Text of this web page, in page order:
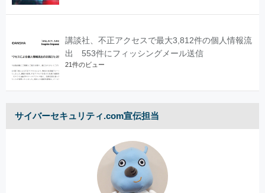
講談社、不正アクセスで最大3,812件の個人情報流
出 553件にフィッシングメール送信
21件のビュー
サイバーセキュリティ.com宣伝担当